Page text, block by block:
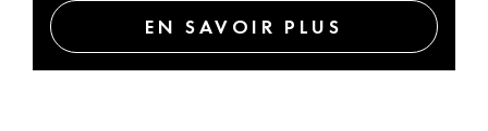
EN SAVOIR PLUS